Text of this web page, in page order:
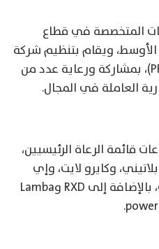
المتخصصة في قطاع
ويقام بتنظيم شركة
بروفيشينتال إكسبو (PROEXPO)، بمشاركة ورعاية عدد من
العاملة في المجال.
قائمة الرعاة الرئيسيين،
وكايرو لايت، وإي
لووك، وجنرال لاين كراعٍ ذهبي، بالإضافة إلى RXD وLamba